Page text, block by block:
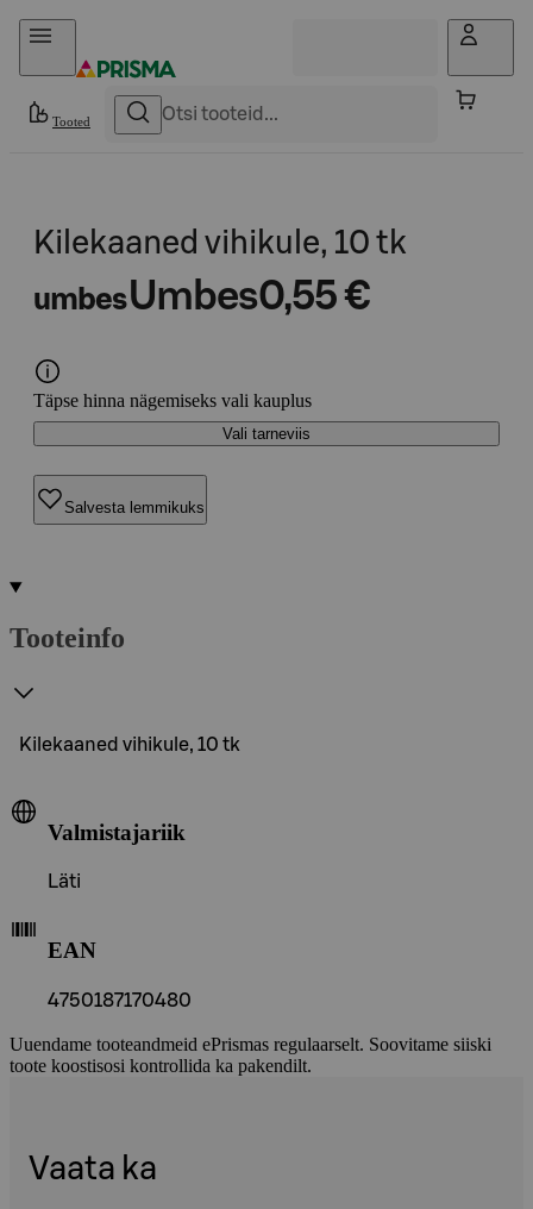
Otse sisu juurde
Tooted
Kilekaaned vihikule, 10 tk
umbesUmbes0,55 €
Täpse hinna nägemiseks vali kauplus
Vali tarneviis
Salvesta lemmikuks
Tooteinfo
Kilekaaned vihikule, 10 tk
Valmistajariik
Läti
EAN
4750187170480
Uuendame tooteandmeid ePrismas regulaarselt. Soovitame siiski
toote koostisosi kontrollida ka pakendilt.
Vaata ka